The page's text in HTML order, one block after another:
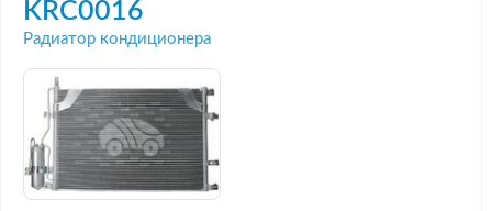
KRC0016
Радиатор кондиционера